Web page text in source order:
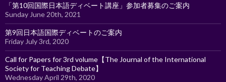
「第10回国際日本語ディベート講座」参加者募集のご案内
Sunday June 20th, 2021
第9回日本語国際ディベートのご案内
Friday July 3rd, 2020
Call for Papers for 3rd volume【The Journal of the International
Society for Teaching Debate】
Wednesday April 29th, 2020